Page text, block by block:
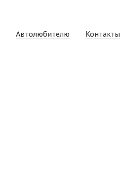
Автолюбителю Контакты